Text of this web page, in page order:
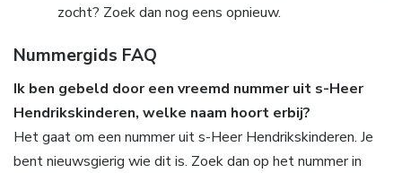
zocht? Zoek dan nog eens opnieuw.
Nummergids FAQ
Ik ben gebeld door een vreemd nummer uit s-Heer
Hendrikskinderen, welke naam hoort erbij?
Het gaat om een nummer uit s-Heer Hendrikskinderen. Je
bent nieuwsgierig wie dit is. Zoek dan op het nummer in